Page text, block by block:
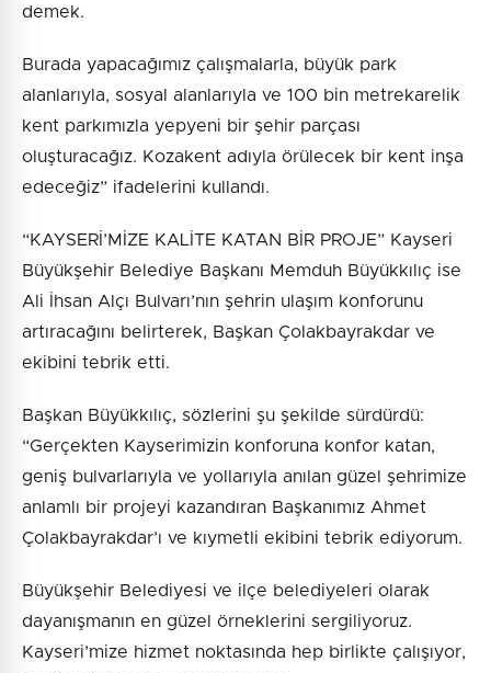
demek.
Burada yapacağımız çalışmalarla, büyük park
alanlarıyla, sosyal alanlarıyla ve 100 bin metrekarelik
kent parkımızla yepyeni bir şehir parçası
oluşturacağız. Kozakent adıyla örülecek bir kent inşa
edeceğiz” ifadelerini kullandı.
“KAYSERİ’MİZE KALİTE KATAN BİR PROJE” Kayseri
Büyükşehir Belediye Başkanı Memduh Büyükkılıç ise
Ali İhsan Alçı Bulvarı’nın şehrin ulaşım konforunu
artıracağını belirterek, Başkan Çolakbayrakdar ve
ekibini tebrik etti.
Başkan Büyükkılıç, sözlerini şu şekilde sürdürdü:
“Gerçekten Kayserimizin konforuna konfor katan,
geniş bulvarlarıyla ve yollarıyla anılan güzel şehrimize
anlamlı bir projeyi kazandıran Başkanımız Ahmet
Çolakbayrakdar’ı ve kıymetli ekibini tebrik ediyorum.
Büyükşehir Belediyesi ve ilçe belediyeleri olarak
dayanışmanın en güzel örneklerini sergiliyoruz.
Kayseri’mize hizmet noktasında hep birlikte çalışıyor,